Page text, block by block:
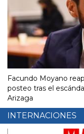
Facundo Moyano
posteo tras el
Arizaga
INTERNACIONES